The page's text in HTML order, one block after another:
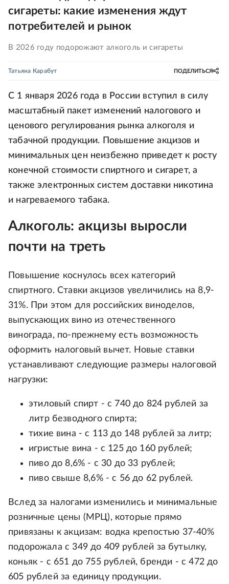
сигареты: какие изменения ждут
потребителей и рынок
В 2026 году подорожают алкоголь и сигареты
Татьяна Карабут ПОДЕЛИТЬСЯ
С 1 января 2026 года в России вступил в силу
масштабный пакет изменений налогового и
ценового регулирования рынка алкоголя и
табачной продукции. Повышение акцизов и
минимальных цен неизбежно приведет к росту
конечной стоимости спиртного и сигарет, а
также электронных систем доставки никотина
и нагреваемого табака.
Алкоголь: акцизы выросли
почти на треть
Повышение коснулось всех категорий
спиртного. Ставки акцизов увеличились на 8,9-
31%. При этом для российских виноделов,
выпускающих вино из отечественного
винограда, по-прежнему есть возможность
оформить налоговый вычет. Новые ставки
устанавливают следующие размеры налоговой
нагрузки:
этиловый спирт - с 740 до 824 рублей за
литр безводного спирта;
тихие вина - с 113 до 148 рублей за литр;
игристые вина - с 125 до 160 рублей;
пиво до 8,6% - с 30 до 33 рублей;
пиво свыше 8,6% - с 56 до 62 рублей.
Вслед за налогами изменились и минимальные
розничные цены (МРЦ), которые прямо
привязаны к акцизам: водка крепостью 37-40%
подорожала с 349 до 409 рублей за бутылку,
коньяк - с 651 до 755 рублей, бренди - с 472 до
605 рублей за единицу продукции.